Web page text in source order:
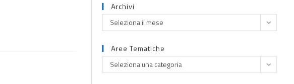
Archivi
Seleziona il mese
Aree Tematiche
Seleziona una categoria